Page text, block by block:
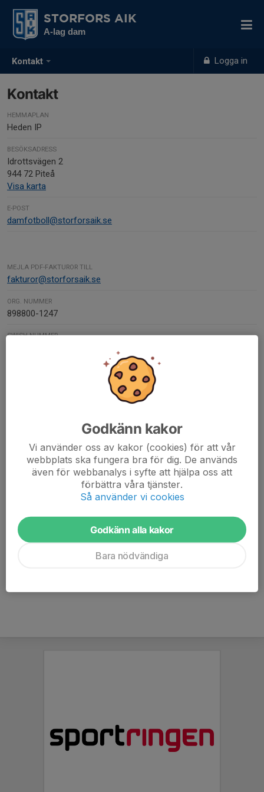
Kontakt Logga in
STORFORS AIK
A-lag dam
Kontakt
HEMMAPLAN
Heden IP
BESÖKSADRESS
Idrottsvägen 2
944 72 Piteå
Visa karta
E-POST
damfotboll@storforsaik.se
MEJLA PDF-FAKTUROR TILL
fakturor@storforsaik.se
ORG. NUMMER
898800-1247
SWISH-NUMMER
070-692 07 17
ann@lyxx.se
Jenny Andersson
Damsektionen
070-605 48 20
Erika Hortlund
Damsektionen
Godkänn kakor
Vi använder oss av kakor (cookies) för att vår
webbplats ska fungera bra för dig. De används
även för webbanalys i syfte att hjälpa oss att
förbättra våra tjänster.
Så använder vi cookies
Godkänn alla kakor
Bara nödvändiga